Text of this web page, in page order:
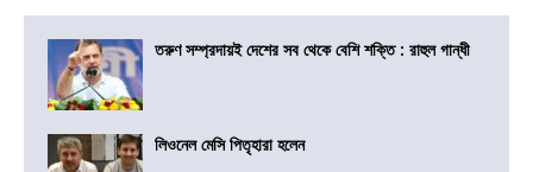
তরুণ সম্প্রদায়ই দেশের সব থেকে বেশি শক্তি : রাহুল গান্ধী
লিওনেল মেসি পিতৃহারা হলেন